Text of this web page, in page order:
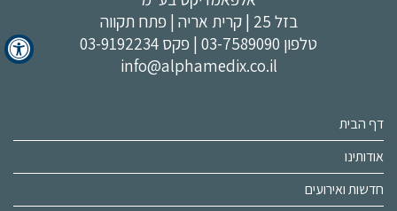
בזל 25 | קרית אריה | פתח תקווה
טלפון 03-7589090 | פקס 03-9192234
info@alphamedix.co.il
דף הבית
אודותינו
חדשות ואירועים